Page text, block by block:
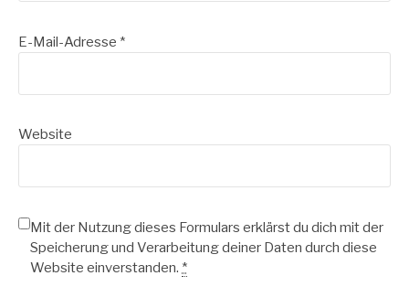
E-Mail-Adresse *
Website
Mit der Nutzung dieses Formulars erklärst du dich mit der
Speicherung und Verarbeitung deiner Daten durch diese
Website einverstanden. *